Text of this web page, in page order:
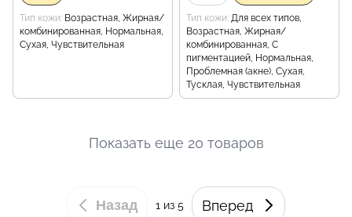
Тип кожи Возрастная, Жирная/
комбинированная, Нормальная,
Сухая, Чувствительная
Тип кожи Для всех типов,
Возрастная, Жирная/
комбинированная, С
пигментацией, Нормальная,
Проблемная (акне), Сухая,
Тусклая, Чувствительная
Показать еще 20 товаров
Назад 1 из 5 Вперед